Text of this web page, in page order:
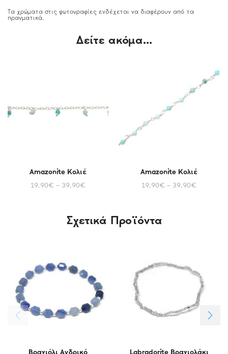
Τα χρώματα στις φωτογραφίες ενδέχεται να διαφέρουν από τα
πραγματικά.
Δείτε ακόμα...
Amazonite Κολιέ
19,90€ – 39,90€
Amazonite Κολιέ
19,90€ – 39,90€
Σχετικά Προϊόντα